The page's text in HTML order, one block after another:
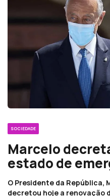
SOCIEDADE
Marcelo
estado de
O Presidente da República,
decretou hoje a renovação